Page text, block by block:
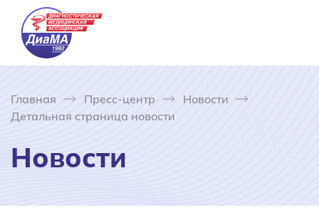
Главная Пресс-центр
Новости
Детальная страница новости
Новости